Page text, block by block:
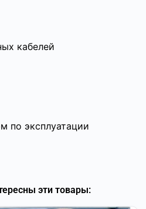
кабелей
по эксплуатации
эти товары: